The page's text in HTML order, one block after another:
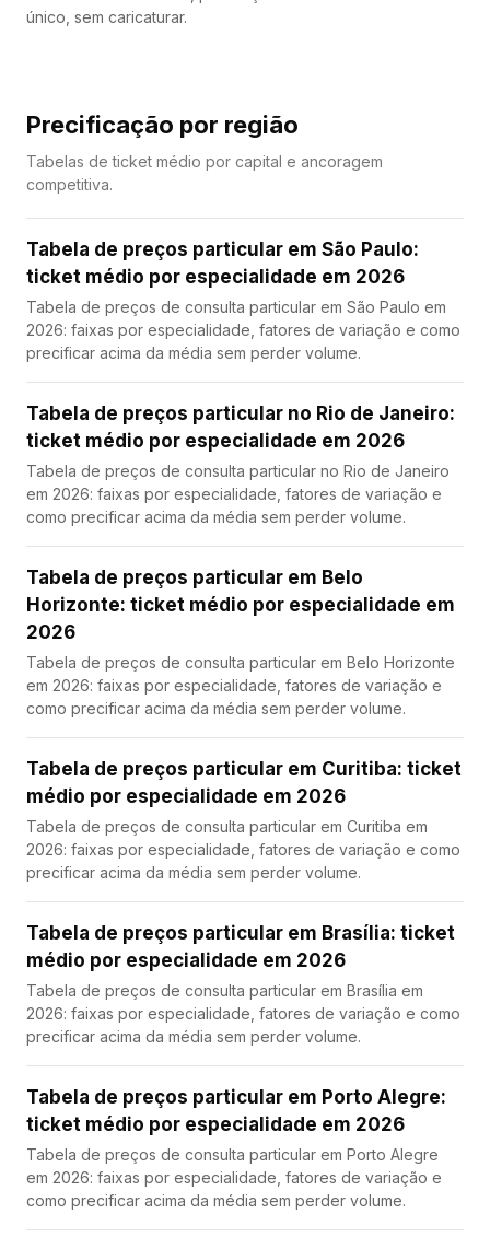
único, sem caricaturar.
Precificação por região
Tabelas de ticket médio por capital e ancoragem
competitiva.
Tabela de preços particular em São Paulo:
ticket médio por especialidade em 2026
Tabela de preços de consulta particular em São Paulo em
2026: faixas por especialidade, fatores de variação e como
precificar acima da média sem perder volume.
Tabela de preços particular no Rio de Janeiro:
ticket médio por especialidade em 2026
Tabela de preços de consulta particular no Rio de Janeiro
em 2026: faixas por especialidade, fatores de variação e
como precificar acima da média sem perder volume.
Tabela de preços particular em Belo
Horizonte: ticket médio por especialidade em
2026
Tabela de preços de consulta particular em Belo Horizonte
em 2026: faixas por especialidade, fatores de variação e
como precificar acima da média sem perder volume.
Tabela de preços particular em Curitiba: ticket
médio por especialidade em 2026
Tabela de preços de consulta particular em Curitiba em
2026: faixas por especialidade, fatores de variação e como
precificar acima da média sem perder volume.
Tabela de preços particular em Brasília: ticket
médio por especialidade em 2026
Tabela de preços de consulta particular em Brasília em
2026: faixas por especialidade, fatores de variação e como
precificar acima da média sem perder volume.
Tabela de preços particular em Porto Alegre:
ticket médio por especialidade em 2026
Tabela de preços de consulta particular em Porto Alegre
em 2026: faixas por especialidade, fatores de variação e
como precificar acima da média sem perder volume.